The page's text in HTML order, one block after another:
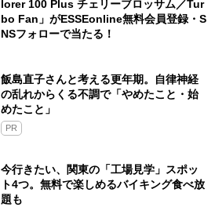
lorer 100 Plus チェリーブロッサム／Tur
bo Fan」がESSEonline無料会員登録・S
NSフォローで当たる！
飯島直子さんと考える更年期。自律神経
の乱れからくる不調で「やめたこと・始
めたこと」
PR
今行きたい、関東の「工場見学」スポッ
ト4つ。無料で楽しめるバイキング食べ放
題も